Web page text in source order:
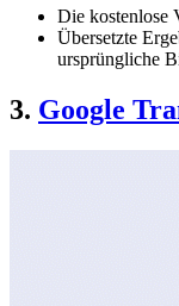
Die kostenlose
Übersetzte
ursprüngliche
3. Google